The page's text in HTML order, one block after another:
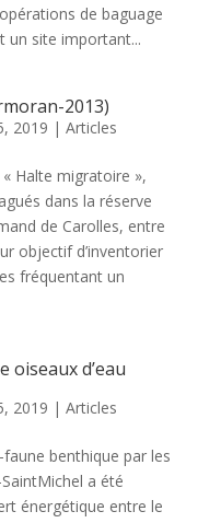
de baguage
un site important...
2013)
2019 | Articles
Halte migratoire »,
dans la réserve
de Carolles, entre
objectif d’inventorier
fréquentant un
oiseaux d’eau
2019 | Articles
benthique par les
a été
énergétique entre le